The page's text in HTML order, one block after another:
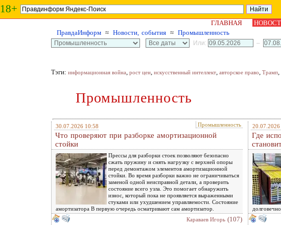
18+
ГЛАВНАЯ
ПравдаИнформ ≈ Новости, события ≈ Промышленность
Или:
–
Тэги: информационная война, рост цен, искусственный интеллект, авторское право, Трамп,
Промышленность
30.07.2026 10:58 Промышленность
Что проверяют при разборке амортизационной
стойки
Прессы для разборки стоек позволяют безопасно
сжать пружину и снять нагрузку с верхней опоры
перед демонтажом элементов амортизационной
стойки. Во время разборки важно не ограничиваться
заменой одной неисправной детали, а проверить
состояние всего узла. Это помогает обнаружить
износ, который пока не проявляется выраженными
стуками или ухудшением управляемости. Состояние
амортизатора В первую очередь осматривают сам амортизатор.
Караваев Игорь (107)
20.07.2026
Где